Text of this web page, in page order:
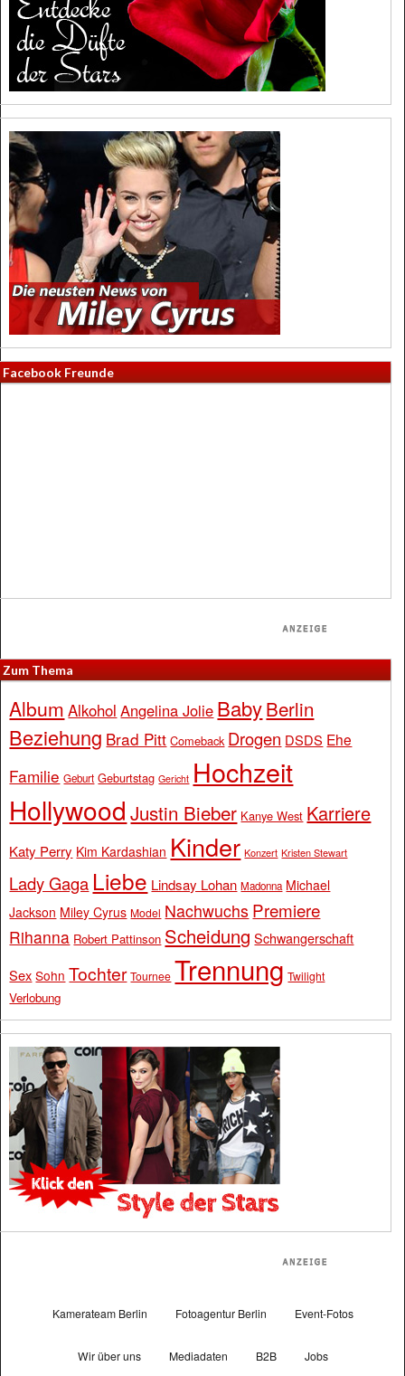
Facebook Freunde
Zum Thema
Album Alkohol Angelina Jolie BabyBerlin
Beziehung Brad Pitt Comeback Drogen DSDS Ehe
Familie Geburt Geburtstag Gericht Hochzeit
Hollywood Justin Bieber Kanye West Karriere
Katy Perry Kim Kardashian Kinder Konzert Kristen Stewart
Lady Gaga Liebe Lindsay Lohan Madonna Michael
Jackson Miley Cyrus Model Nachwuchs Premiere
Rihanna Robert Pattinson Scheidung Schwangerschaft
Sex Sohn Tochter Tournee Trennung Twilight
Verlobung
Kamerateam Berlin Fotoagentur Berlin Event-Fotos
Wir über uns Mediadaten B2B Jobs